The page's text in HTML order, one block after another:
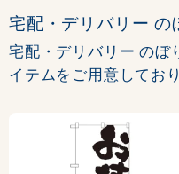
宅配・デリバリー の
宅配・デリバリー のぼ
イテムをご用意しており